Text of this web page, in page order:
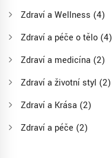
Zdraví a Wellness (4)
Zdraví a péče o tělo (4)
Zdraví a medicína (2)
Zdraví a životní styl (2)
Zdraví a Krása (2)
Zdraví a péče (2)